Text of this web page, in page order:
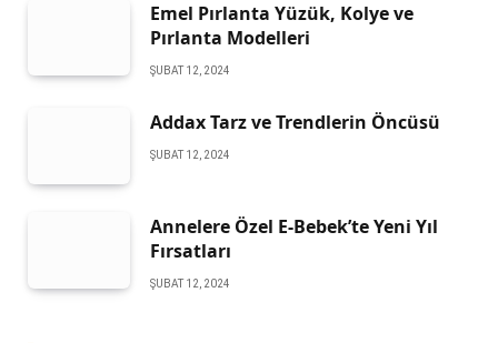
Emel Pırlanta Yüzük, Kolye ve
Pırlanta Modelleri
ŞUBAT 12, 2024
Addax Tarz ve Trendlerin Öncüsü
ŞUBAT 12, 2024
Annelere Özel E-Bebek’te Yeni Yıl
Fırsatları
ŞUBAT 12, 2024